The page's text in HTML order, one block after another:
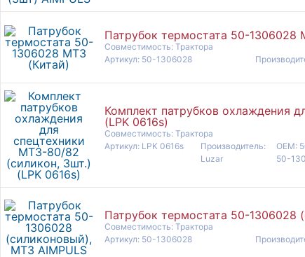
Патрубок термостата 50-1306028
Совместимость: Трактора
Артикул: 50-1306028
Комплект патрубков охлаждения
(LPK 0616s)
Совместимость: Трактора
Артикул: LPK 0616s
Производитель:
Luzar
OEM:
50-
Патрубок термостата 50-1306028
Совместимость: Трактора
Артикул: 50-1306028